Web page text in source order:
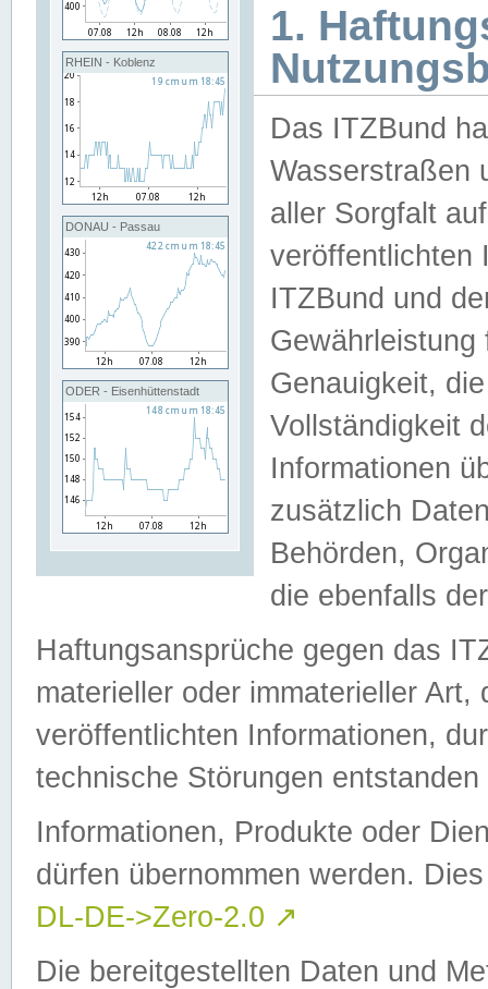
RHEIN - Koblenz
DONAU - Passau
ODER - Eisenhüttenstadt
1.
Das ITZBund
Wasserstraßen
aller Sorgfalt
veröffentlichten
ITZBund und
Genauigkeit,
Vollständigkeit
Informationen
zusätzlich
Behörden,
die ebenfalls
Haftungsansprüche gegen das
materieller oder immaterieller
veröffentlichten Informationen,
technische Störungen
Informationen, Produkte oder
dürfen übernommen werden.
DL-DE->Zero-2.0 ↗
Die bereitgestellten Daten und